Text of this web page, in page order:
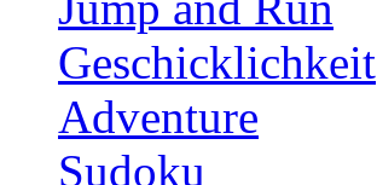
Geschicklichkeit
Adventure
Sudoku